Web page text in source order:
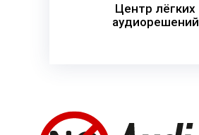
Центр лёгких
аудиорешений